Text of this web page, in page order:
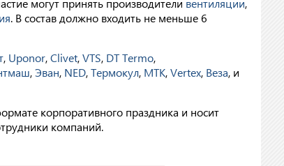
могут принять производители вентиляции,
. В состав должно входить не меньше 6
, Uponor,Clivet,VTS, DT Termo,
,Эван, NED,Термокул, МТК,Vertex, Веза, и
корпоративного праздника и носит
компаний.